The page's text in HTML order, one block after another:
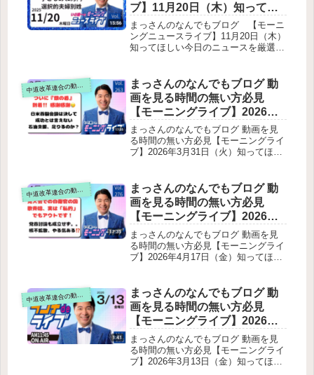
ブ】11月20日（木）知ってほ
しい今日のニュースを厳選！
いさ進一が生解説する新聞情
報 ・ ニュースチェック【 10分
をテキスト要約
まっさんのなんでもブログ 【モーニ
ングニュースライブ】11月20日（木）
知ってほしい今日のニュースを厳選！
ュース / 生配信 】をテキスト要約企
業・団体献金規制法案の提出中国によ
る日本産水産物の輸入停止物価高対策
と中間層支援選択的夫婦別姓制度の必
要性いさ進一氏の視点と姿勢
中道改革連合の動画をテキスト要約
まっさんのなんでもブログ 動
画を見る時間の無い方必見
【モーニングライブ】2026年3
月31日（火）知ってほしい今
日のニュースを厳選！いさ進
一が生解説する新聞情報【 15
/ 中道動画 】をテキスト要約
まっさんのなんでもブログ 動画を見
る時間の無い方必見【モーニングライ
ブ】2026年3月31日（火）知ってほし
治ニュース / 生配信 / 中道動画 】をテ
キスト要約YouTube「銀の盾」ついに
到着昨日の出演：Abema Prime今夜の
予定：ニコニコチャンネル国会質疑の
解説（最重要パート）ガソリン価格対
策は“2か月で尽きる”問題外交・安全保
障：イラン情勢と日本外交の弱さ日本
はイランを強く非難し続けているが…
今回の高市総理の外交評価公明新聞の
一面に掲載最後のメッセージ
中道改革連合の動画をテキスト要約
まっさんのなんでもブログ 動
画を見る時間の無い方必見
【モーニングライブ】2026年4
月17日（金）知ってほしい今
日のニュースを厳選！いさ進
一が生解説する新聞情報【 15
/ 中道動画 】をテキスト要約
まっさんのなんでもブログ 動画を見
る時間の無い方必見【モーニングライ
ブ】2026年4月17日（金）知ってほし
治ニュース / 生配信 / 中道動画 】をテ
キスト要約冒頭の雑談・配信開始トラ
ブル総理との「党首討論」日程が決ま
らない問題背景今回の問題点指摘され
ている点自衛隊員が自民党大会で歌唱
した件事実関係問題視されている点争
点NPT（核拡散防止条約）再検討会議
への日本の対応背景日本の役割国会で
中道改革連合の動画をテキスト要約
まっさんのなんでもブログ 動
画を見る時間の無い方必見
【モーニングライブ】2026年3
月13日（金）知ってほしい今
日のニュースを厳選！いさ進
一が生解説する新聞情報【 15
まっさんのなんでもブログ 動画を見
る時間の無い方必見【モーニングライ
ブ】2026年3月13日（金）知ってほし